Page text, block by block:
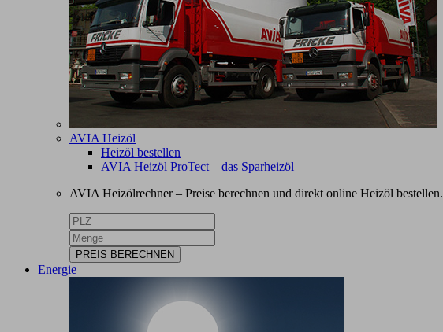
AVIA Heizöl
Heizöl bestellen
AVIA Heizöl ProTect – das Sparheizöl
AVIA Heizölrechner – Preise berechnen und direkt online Heizöl bestellen.
PREIS BERECHNEN
Energie